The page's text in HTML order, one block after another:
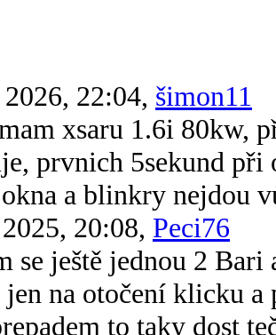
22:04, šimon11
xsaru 1.6i 80kw,
prvnich 5sekund
a blinkry nejdou
20:08, Peci76
se ještě jednou 2 Bari
na otočení klicku a
to taky dost